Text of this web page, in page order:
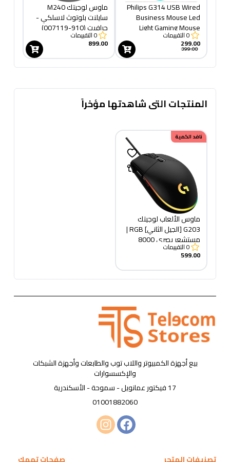
Philips G314 USB Wired
Business Mouse Led
Light Gaming Mouse
0التقييمات
299.00
399.00
ماوس لوجيتك M240
سايلنت بلوتوث لاسلكي -
جرافيت (910-007119)
0التقييمات
899.00
المنتجات التى شاهدتها مؤخراً
نافد الكمية
ماوس الألعاب لوجيتك
G203 [الجيل الثاني] RGB |
مستشعر بصري 8000
قابلة للبرمجة
0التقييمات
599.00
بيع أجهزة الكمبيوتر واللاب توب والطابعات وأجهزة الشبكات
والإكسسوارات
17 فيكتور عمانويل - سموحة - الأسكندرية
01001882060